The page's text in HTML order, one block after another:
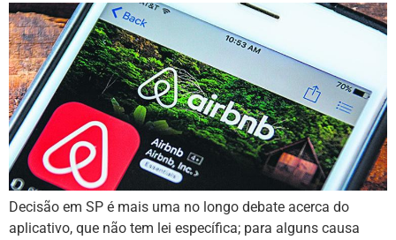
Decisão em SP é mais uma no longo debate acerca do
aplicativo, que não tem lei específica; para alguns causa